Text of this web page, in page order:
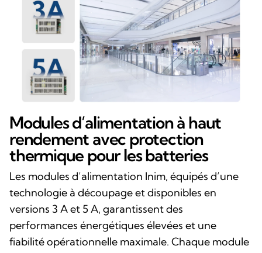
Modules d’alimentation à haut
rendement avec protection
thermique pour les batteries
Les modules d’alimentation Inim, équipés d’une
technologie à découpage et disponibles en
versions 3 A et 5 A, garantissent des
performances énergétiques élevées et une
fiabilité opérationnelle maximale. Chaque module